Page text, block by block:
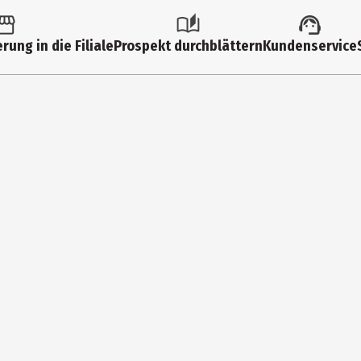
in die FilialeProspekt durchblätternKundenservice